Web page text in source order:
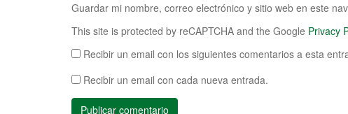
Guardar mi nombre, correo electrónico y sitio web en este
This site is protected by reCAPTCHA and the Google Privacy
Recibir un email con los siguientes comentarios a esta
Recibir un email con cada nueva entrada.